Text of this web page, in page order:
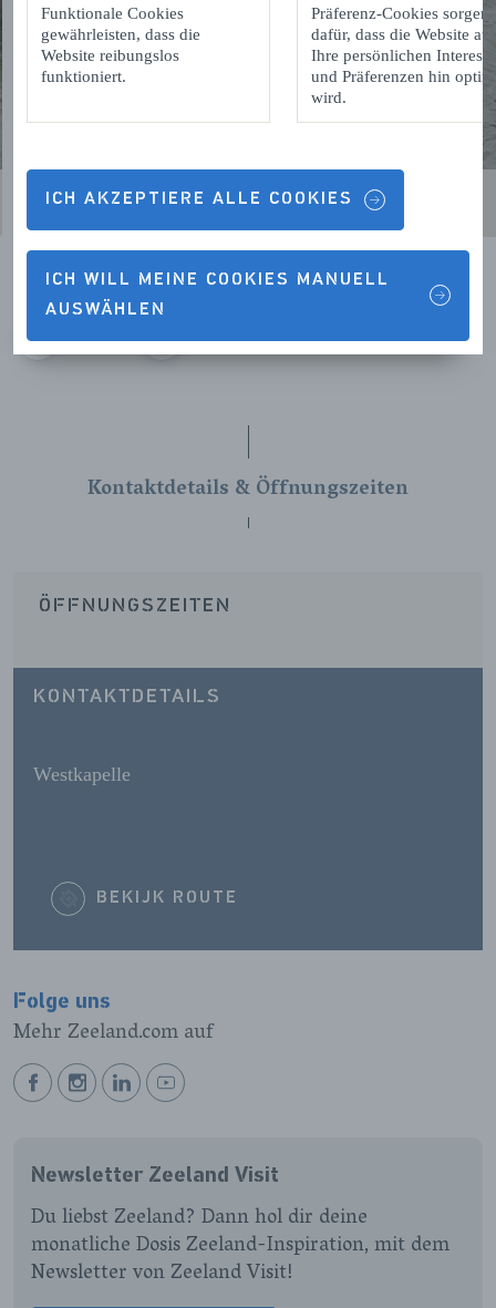
Funktionale Cookies
gewährleisten, dass die
Website reibungslos
funktioniert.
Präferenz-Cookies sorgen
dafür, dass die Website auf
Ihre persönlichen
und Präferenzen hin
wird.
ICH AKZEPTIERE ALLE COOKIES
ICH WILL MEINE COOKIES MANUELL
AUSWÄHLEN
VORIGE VOLGENDE
Kontaktdetails & Öffnungszeiten
ÖFFNUNGSZEITEN
KONTAKTDETAILS
Westkapelle
BEKIJK ROUTE
Folge uns
Mehr Zeeland.com auf
BEKIJK
PAGINA
BEKIJK
PAGINA
BEKIJK
PAGINA
BEKIJK
PAGINA
Newsletter Zeeland Visit
Du liebst Zeeland? Dann hol dir deine
monatliche Dosis Zeeland-Inspiration, mit dem
Newsletter von Zeeland Visit!